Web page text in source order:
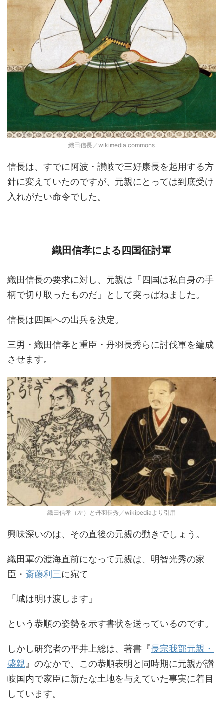
織田信長／wikimedia commons
信長は、すでに阿波・讃岐で三好康長を起用する方
針に変えていたのですが、元親にとっては到底受け
入れがたい命令でした。
織田信孝による四国征討軍
織田信長の要求に対し、元親は「四国は私自身の手
柄で切り取ったものだ」として突っぱねました。
信長は四国への出兵を決定。
三男・織田信孝と重臣・丹羽長秀らに討伐軍を編成
させます。
織田信孝（左）と丹羽長秀／wikipediaより引用
興味深いのは、その直後の元親の動きでしょう。
織田軍の渡海直前になって元親は、明智光秀の家
臣・ 斎藤利三に宛て
「城は明け渡します」
という恭順の姿勢を示す書状を送っているのです。
しかし研究者の平井上総は、著書『長宗我部元親・
盛親 』のなかで、この恭順表明と同時期に元親が讃
岐国内で家臣に新たな土地を与えていた事実に着目
しています。